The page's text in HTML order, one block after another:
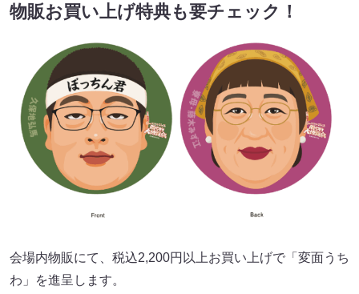
物販お買い上げ特典も要チェック！
会場内物販にて、税込2,200円以上お買い上げで「変面うち
わ」を進呈します。